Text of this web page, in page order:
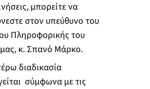
μπορείτε να
στον υπεύθυνο του
Πληροφορικής του
κ. Σπανό Μάρκο.
διαδικασία
σύμφωνα με τις